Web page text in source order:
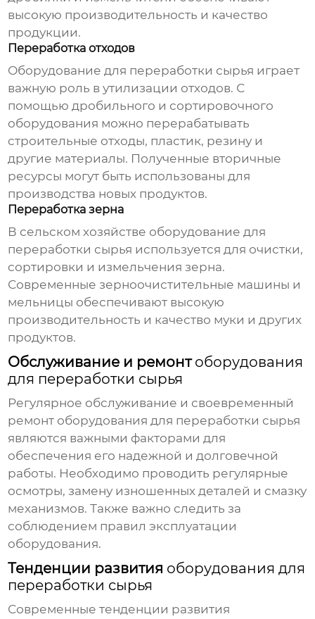
высокую производительность и качество
продукции.
Переработка отходов
Оборудование для переработки сырья играет
важную роль в утилизации отходов. С
помощью дробильного и сортировочного
оборудования можно перерабатывать
строительные отходы, пластик, резину и
другие материалы. Полученные вторичные
ресурсы могут быть использованы для
производства новых продуктов.
Переработка зерна
В сельском хозяйстве оборудование для
переработки сырья используется для очистки,
сортировки и измельчения зерна.
Современные зерноочистительные машины и
мельницы обеспечивают высокую
производительность и качество муки и других
продуктов.
Обслуживание и ремонтоборудования
для переработки сырья
Регулярное обслуживание и своевременный
ремонт оборудования для переработки сырья
являются важными факторами для
обеспечения его надежной и долговечной
работы. Необходимо проводить регулярные
осмотры, замену изношенных деталей и смазку
механизмов. Также важно следить за
соблюдением правил эксплуатации
оборудования.
Тенденции развития оборудования для
переработки сырья
Современные тенденции развития